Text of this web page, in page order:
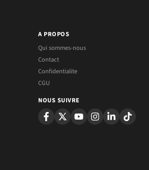
A PROPOS
Qui sommes-nous
Contact
Confidentialite
CGU
NOUS SUIVRE